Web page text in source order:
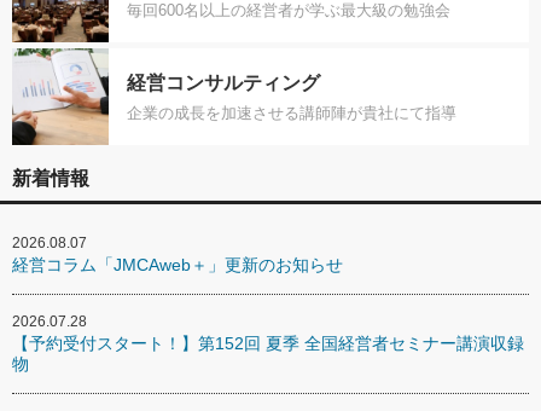
毎回600名以上の経営者が学ぶ最大級の勉強会
経営コンサルティング
企業の成長を加速させる講師陣が貴社にて指導
新着情報
2026.08.07
経営コラム「JMCAweb＋」更新のお知らせ
2026.07.28
【予約受付スタート！】第152回 夏季 全国経営者セミナー講演収録
物